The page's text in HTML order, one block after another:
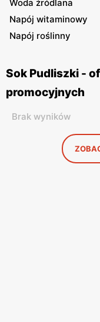
Woda źródlana
Napój witaminowy
Napój roślinny
Sok Pudliszki -
promocyjnych
Brak wyników